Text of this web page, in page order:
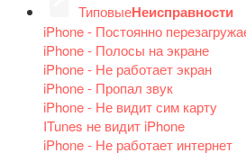
ТиповыеНеисправности
iPhone - Постоянно
iPhone - Полосы на экране
iPhone - Не работает экран
iPhone - Пропал звук
iPhone - Не видит сим карту
ITunes не видит iPhone
iPhone - Не работает интернет